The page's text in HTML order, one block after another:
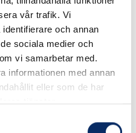
vår trafik. Vi
och annan
sociala medier och
vi samarbetar med.
informationen med annan
eller som de har
tjänster.
180kr
moms: 144kr